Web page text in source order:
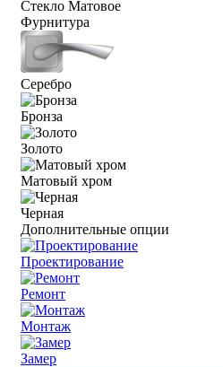
Стекло Матовое
Фурнитура
Серебро
Бронза
Золото
Матовый хром
Черная
Дополнительные опции
Проектирование
Ремонт
Монтаж
Замер